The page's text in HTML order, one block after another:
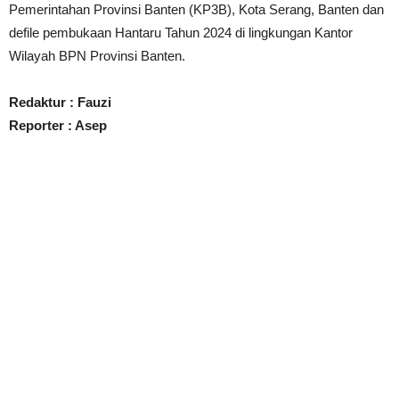
Pemerintahan Provinsi Banten (KP3B), Kota Serang, Banten dan
defile pembukaan Hantaru Tahun 2024 di lingkungan Kantor
Wilayah BPN Provinsi Banten.
Redaktur : Fauzi
Reporter : Asep